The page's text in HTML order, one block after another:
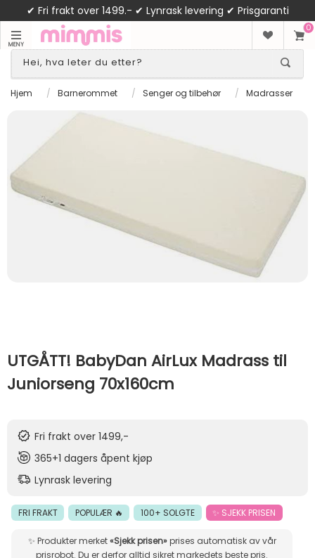
✔ Fri frakt over 1499.- ✔ Lynrask levering ✔ Prisgaranti
MENY
0
Hjem / Barnerommet / Senger og tilbehør / Madrasser
UTGÅTT! BabyDan AirLux Madrass til
Juniorseng 70x160cm
Fri frakt over 1499,-
365+1 dagers åpent kjøp
Lynrask levering
FRI FRAKT POPULÆR 🔥 100+ SOLGTE ✨ SJEKK PRISEN
✨ Produkter merket«Sjekk prisen»prises automatisk av vår
prisrobot. Du er derfor alltid sikret markedets beste pris.